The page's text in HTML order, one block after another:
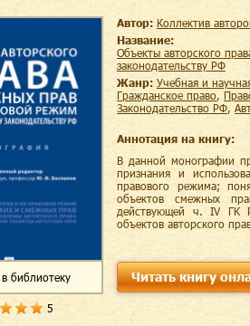
в библиотеку
5
Автор:
Коллектив
Название:
Объекты авторского права и смежных прав и их правовой режим по гражданскому
законодательству РФ
Жанр:
учебная и
гражданское право,
законодательство РФ,
Аннотация на книгу:
В данной монографии
признания и
правового режима;
объектов смежных
действующей ч. IV ГК
объектов авторского
Читать книгу